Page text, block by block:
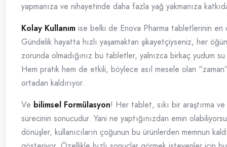
yapmanıza ve nihayetinde daha fazla yağ yakmanıza
Kolay Kullanım ise belki de Enova Pharma tabletlerinin en
Gündelik hayatta hızlı yaşamaktan şikayetçiyseniz, her
zorunda olmadığınız bu tabletler, yalnızca birkaç yudum
Hem pratik hem de etkili, böylece asıl mesele olan
ortadan kaldırıyor.
Ve bilimsel Formülasyon! Her tablet, sıkı bir araştırma
sürecinin sonucudur. Yani ne yaptığınızdan emin
dönüşler, kullanıcıların çoğunun bu ürünlerden memnun